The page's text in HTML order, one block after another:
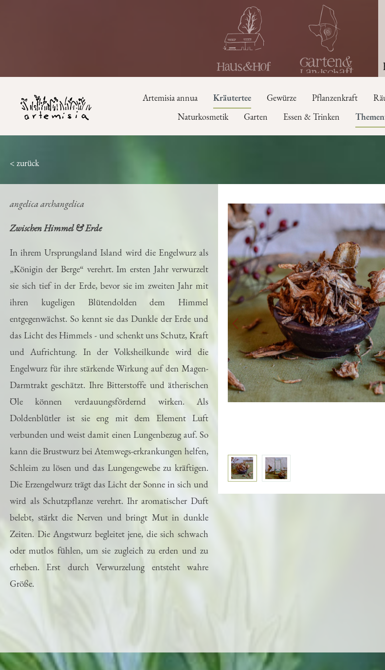
Artemisia annua Kräutertee Gewürze Pflanzenkraft
Naturkosmetik
Garten Essen & Trinken
< zurück
angelica archangelica
Zwischen Himmel & Erde
In ihrem Ursprungsland Island wird die Engelwurz als
„Königin der Berge“ verehrt. Im ersten Jahr verwurzelt
sie sich tief in der Erde, bevor sie im zweiten Jahr mit
ihren kugeligen Blütendolden dem Himmel
entgegenwächst. So kennt sie das Dunkle der Erde und
das Licht des Himmels - und schenkt uns Schutz, Kraft
und Aufrichtung. In der Volksheilkunde wird die
Engelwurz für ihre stärkende Wirkung auf den Magen-
Darmtrakt geschätzt. Ihre Bitterstoffe und ätherischen
Öle können verdauungsfördernd wirken. Als
Doldenblütler ist sie eng mit dem Element Luft
verbunden und weist damit einen Lungenbezug auf. So
kann die Brustwurz bei Atemwegs-erkrankungen helfen,
Schleim zu lösen und das Lungengewebe zu kräftigen.
Die Erzengelwurz trägt das Licht der Sonne in sich und
wird als Schutzpflanze verehrt. Ihr aromatischer Duft
belebt, stärkt die Nerven und bringt Mut in dunkle
Zeiten. Die Angstwurz begleitet jene, die sich schwach
oder mutlos fühlen, um sie zugleich zu erden und zu
erheben. Erst durch Verwurzelung entsteht wahre
Größe.